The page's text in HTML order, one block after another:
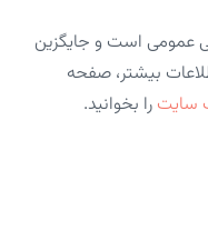
عمومی است و جایگزین
بیشتر، صفحه
سایت را بخوانید.